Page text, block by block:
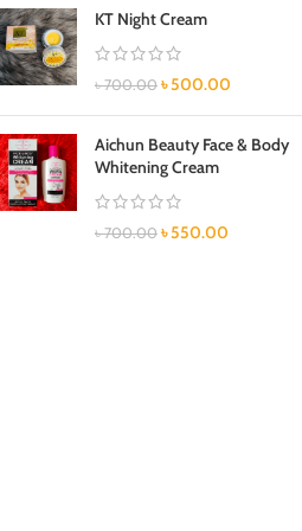
KT Night Cream
৳700.00 ৳500.00
Aichun Beauty Face & Body
Whitening Cream
৳700.00 ৳550.00